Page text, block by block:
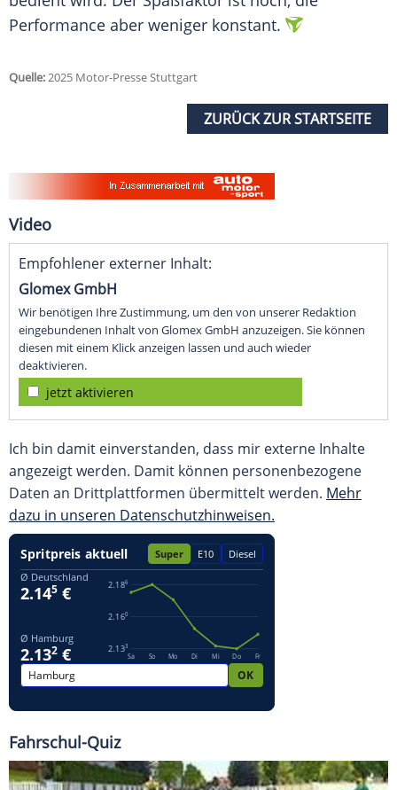
Performance aber weniger konstant.
Quelle:2025 Motor-Presse Stuttgart
ZURÜCK ZUR STARTSEITE
Video
Empfohlener externer Inhalt:
Glomex GmbH
Wir benötigen Ihre Zustimmung, um den von unserer Redaktion
eingebundenen Inhalt von Glomex GmbH anzuzeigen. Sie können
diesen mit einem Klick anzeigen lassen und auch wieder
deaktivieren.
jetzt aktivieren
Ich bin damit einverstanden, dass mir externe Inhalte
angezeigt werden. Damit können personenbezogene
Daten an Drittplattformen übermittelt werden. Mehr
dazu in unseren Datenschutzhinweisen.
Fahrschul-Quiz